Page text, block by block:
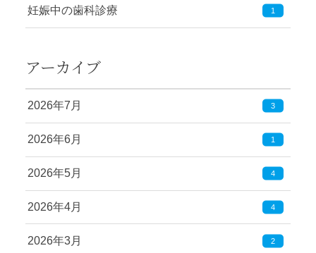
妊娠中の歯科診療 1
アーカイブ
2026年7月 3
2026年6月 1
2026年5月 4
2026年4月 4
2026年3月 2